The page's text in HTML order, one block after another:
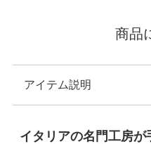
商品
アイテム説明
イタリアの名門工房